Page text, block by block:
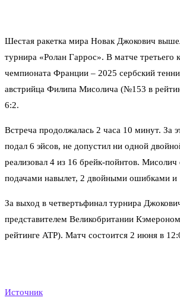
Шестая ракетка мира Новак Джокович
турнира «Ролан Гаррос». В матче третьего
чемпионата Франции – 2025 сербский
австрийца Филипа Мисолича (№153 в
6:2.
Встреча продолжалась 2 часа 10 минут. За
подал 6 эйсов, не допустил ни одной
реализовал 4 из 16 брейк-пойнтов. Мисолич
подачами навылет, 2 двойными ошибками и
За выход в четвертьфинал турнира
представителем Великобритании
рейтинге ATP). Матч состоится 2 июня в
Источник